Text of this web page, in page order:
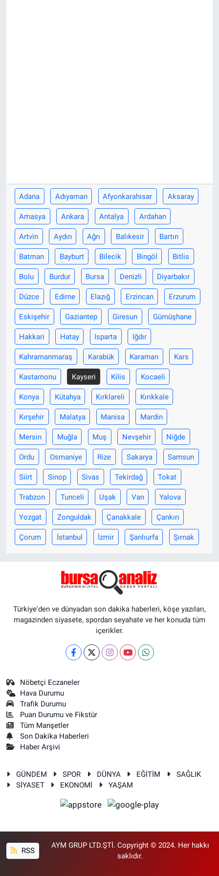
Adana Adıyaman Afyonkarahisar Aksaray
Amasya Ankara Antalya Ardahan
Artvin Aydın Ağrı Balıkesir Bartın
Batman Bayburt Bilecik Bingöl Bitlis
Bolu Burdur Bursa Denizli Diyarbakır
Düzce Edirne Elazığ Erzincan Erzurum
Eskişehir Gaziantep Giresun Gümüşhane
Hakkari Hatay Isparta Iğdır
Kahramanmaraş Karabük Karaman Kars
Kastamonu Kayseri Kilis Kocaeli
Konya Kütahya Kırklareli Kırıkkale
Kırşehir Malatya Manisa Mardin
Mersin Muğla Muş Nevşehir Niğde
Ordu Osmaniye Rize Sakarya Samsun
Siirt Sinop Sivas Tekirdağ Tokat
Trabzon Tunceli Uşak Van Yalova
Yozgat Zonguldak Çanakkale Çankırı
Çorum İstanbul İzmir Şanlıurfa Şırnak
Türkiye'den ve dünyadan son dakika haberleri, köşe yazıları,
magazinden siyasete, spordan seyahate ve her konuda tüm
içerikler.
Nöbetçi Eczaneler
Hava Durumu
Trafik Durumu
Puan Durumu ve Fikstür
Tüm Manşetler
Son Dakika Haberleri
Haber Arşivi
GÜNDEM SPOR DÜNYA EĞİTİM
SAĞLIK
SİYASET
EKONOMİ YAŞAM
RSS
AYM GRUP LTD.ŞTİ. Copyright © 2024. Her hakkı
saklıdır.